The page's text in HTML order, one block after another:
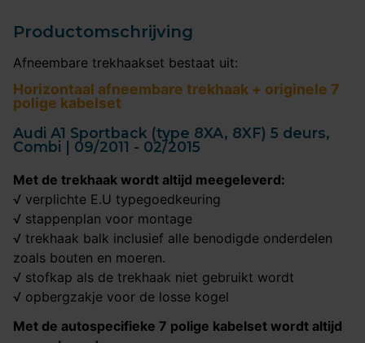
Productomschrijving
Afneembare trekhaakset bestaat uit:
Horizontaal afneembare trekhaak + originele 7
polige kabelset
Audi A1 Sportback (type 8XA, 8XF) 5 deurs,
Combi | 09/2011 - 02/2015
Met de trekhaak wordt altijd meegeleverd:
√ verplichte E.U typegoedkeuring
√ stappenplan voor montage
√ trekhaak balk inclusief alle benodigde onderdelen
zoals bouten en moeren.
√ stofkap als de trekhaak niet gebruikt wordt
√ opbergzakje voor de losse kogel
Met de autospecifieke 7 polige kabelset wordt altijd